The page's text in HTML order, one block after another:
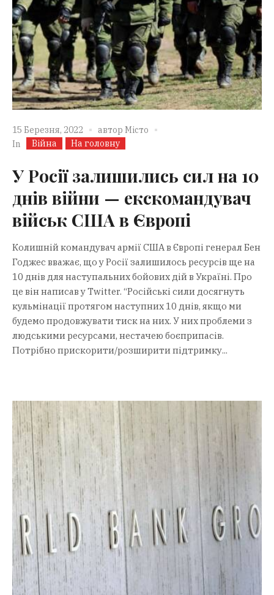
15 Березня, 2022 автор Місто
In
Війна На головну
У Росії залишились сил на 10
днів війни — екскомандувач
військ США в Європі
Колишній командувач армії США в Європі генерал Бен
Годжес вважає, що у Росії залишилось ресурсів ще на
10 днів для наступальних бойових дій в Україні. Про
це він написав у Twitter. “Російські сили досягнуть
кульмінації протягом наступних 10 днів, якщо ми
будемо продовжувати тиск на них. У них проблеми з
людськими ресурсами, нестачею боєприпасів.
Потрібно прискорити/розширити підтримку...